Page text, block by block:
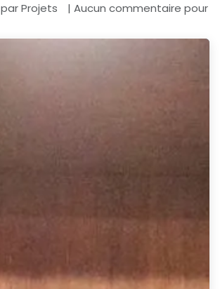
parProjets
| Aucun commentaire pour